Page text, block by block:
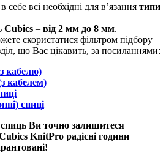
себе всі необхідні для в’язання типи
Cubics – від 2 мм до 8 мм.
скористатися фільтром підбору
що Вас цікавить, за посиланнями:
кабелю)
кабелем)
спиці
спиць Ви точно залишитеся
KnitPro радісні години